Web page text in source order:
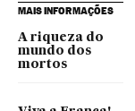
MAIS INFORMAÇÕES
A riqueza do
mundo dos
mortos